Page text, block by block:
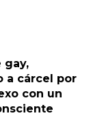
gay,
a cárcel por
con un